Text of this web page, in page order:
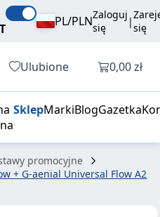
PL/PLNZaloguj
się
|się
Ulubione Otwórz
0,00 zł
SklepMarkiBlogGazetka
promocyjne
+ G-aenial Universal Flow A2